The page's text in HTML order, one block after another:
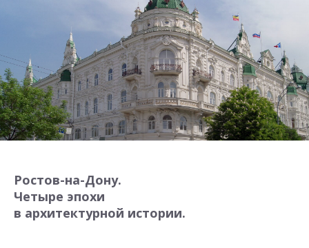
Ростов-на-Дону.
Четыре эпохи
в архитектурной истории.